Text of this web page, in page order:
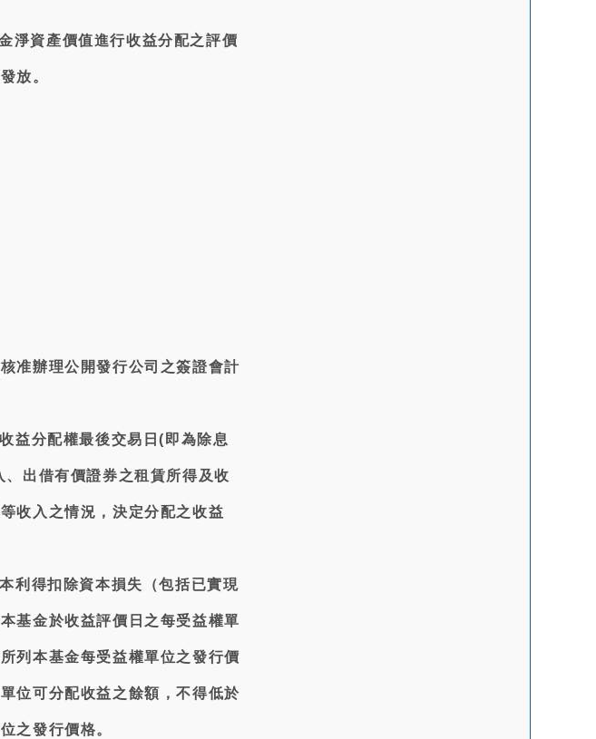
淨資產價值進行收益分配之評價
放。
准辦理公開發行公司之簽證會計
益分配權最後交易日(即為除息
出借有價證券之租賃所得及收
收入之情況，決定分配之收益
利得扣除資本損失（包括已實現
基金於收益評價日之每受益權單
列本基金每受益權單位之發行價
位可分配收益之餘額，不得低於
之發行價格。